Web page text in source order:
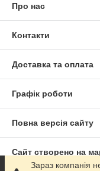
Про нас
Контакти
Доставка та оплата
Графік роботи
Повна версія сайту
Сайт створено на
Зараз компанія